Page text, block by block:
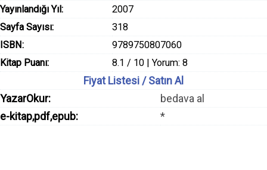
Yayınlandığı Yıl:
2007
Sayfa Sayısı:
318
ISBN:
9789750807060
Kitap Puanı:
8.1 / 10 | Yorum: 8
Fiyat Listesi / Satın Al
YazarOkur:
bedava al
e-kitap,pdf,epub:
*